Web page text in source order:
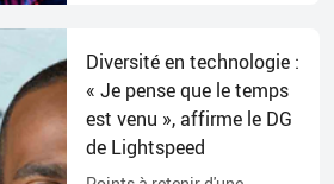
Diversité en technologie :
« Je pense que le temps
est venu », affirme le DG
de Lightspeed